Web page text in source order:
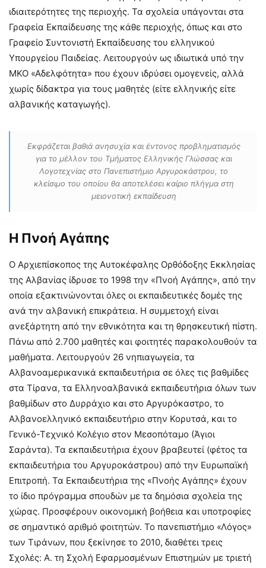
ιδιαιτερότητες της περιοχής. Τα σχολεία υπάγονται στα
Γραφεία Εκπαίδευσης της κάθε περιοχής, όπως και στο
Γραφείο Συντονιστή Εκπαίδευσης του ελληνικού
Υπουργείου Παιδείας. Λειτουργούν ως ιδιωτικά υπό την
ΜΚΟ «Αδελφότητα» που έχουν ιδρύσει ομογενείς, αλλά
χωρίς δίδακτρα για τους μαθητές (είτε ελληνικής είτε
αλβανικής καταγωγής).
Εκφράζεται βαθιά ανησυχία και έντονος προβληματισμός
για το μέλλον του Τμήματος Ελληνικής Γλώσσας και
Λογοτεχνίας στο Πανεπιστήμιο Αργυροκάστρου, το
κλείσιμο του οποίου θα αποτελέσει καίριο πλήγμα στη
μειονοτική εκπαίδευση
Η Πνοή Αγάπης
Ο Αρχιεπίσκοπος της Αυτοκέφαλης Ορθόδοξης Εκκλησίας
της Αλβανίας ίδρυσε το 1998 την «Πνοή Αγάπης», από την
οποία εξακτινώνονται όλες οι εκπαιδευτικές δομές της
ανά την αλβανική επικράτεια. Η συμμετοχή είναι
ανεξάρτητη από την εθνικότητα και τη θρησκευτική πίστη.
Πάνω από 2.700 μαθητές και φοιτητές παρακολουθούν τα
μαθήματα. Λειτουργούν 26 νηπιαγωγεία, τα
Αλβανοαμερικανικά εκπαιδευτήρια σε όλες τις βαθμίδες
στα Τίρανα, τα Ελληνοαλβανικά εκπαιδευτήρια όλων των
βαθμίδων στο Δυρράχιο και στο Αργυρόκαστρο, το
Αλβανοελληνικό εκπαιδευτήριο στην Κορυτσά, και το
Γενικό-Τεχνικό Κολέγιο στον Μεσοπόταμο (Άγιοι
Σαράντα). Τα εκπαιδευτήρια έχουν βραβευτεί (φέτος τα
εκπαιδευτήρια του Αργυροκάστρου) από την Ευρωπαϊκή
Επιτροπή. Τα Εκπαιδευτήρια της «Πνοής Αγάπης» έχουν
το ίδιο πρόγραμμα σπουδών με τα δημόσια σχολεία της
χώρας. Προσφέρουν οικονομική βοήθεια και υποτροφίες
σε σημαντικό αριθμό φοιτητών. Το πανεπιστήμιο «Λόγος»
των Τιράνων, που ξεκίνησε το 2010, διαθέτει τρεις
Σχολές: Α. τη Σχολή Εφαρμοσμένων Επιστημών με τριετή